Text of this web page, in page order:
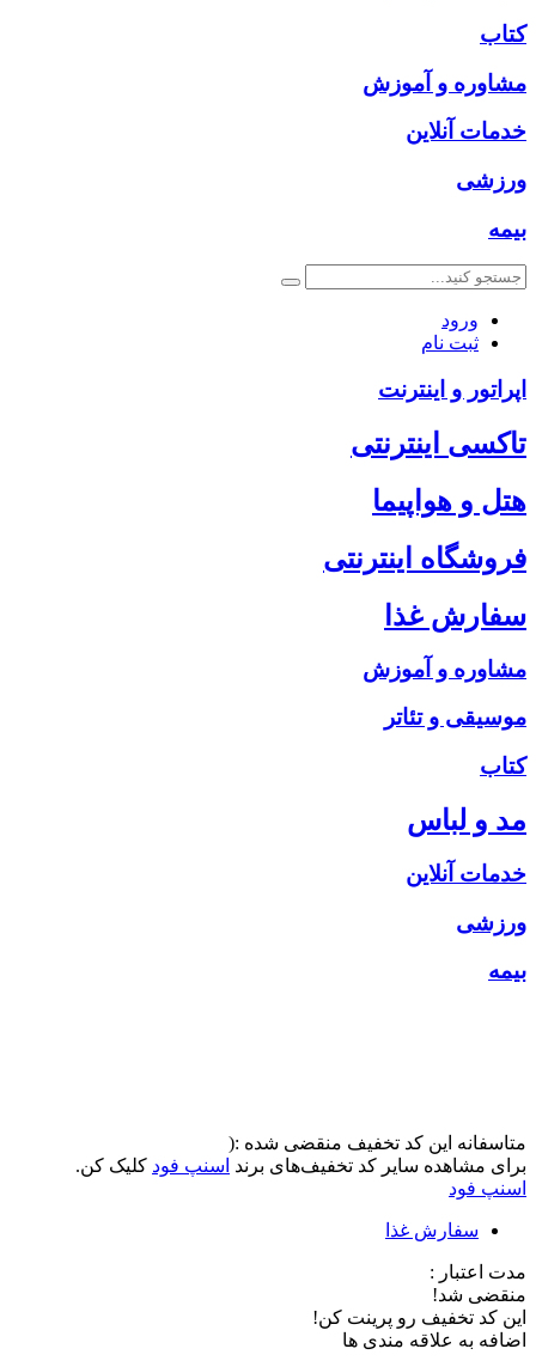
کتاب
مشاوره و آموزش
خدمات آنلاین
ورزشی
بیمه
ورود
ثبت نام
اپراتور و اینترنت
تاکسی اینترنتی
هتل و هواپیما
فروشگاه اینترنتی
سفارش غذا
مشاوره و آموزش
موسیقی و تئاتر
کتاب
مد و لباس
خدمات آنلاین
ورزشی
بیمه
متاسفانه این کد تخفیف منقضی شده :(
برای مشاهده سایر کد تخفیف‌های برند اسنپ فود کلیک کن.
اسنپ فود
سفارش غذا
مدت اعتبار :
منقضی شد!
این کد تخفیف رو پرینت کن!
اضافه به علاقه مندی ها